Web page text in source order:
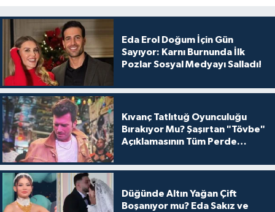
Eda Erol Doğum İçin Gün
Sayıyor: Karnı Burnunda İlk
Pozlar Sosyal Medyayı Salladı!
Kıvanç Tatlıtuğ Oyunculuğu
Bırakıyor Mu? Şaşırtan "Tövbe"
Açıklamasının Tüm Perde
Düğünde Altın Yağan Çift
Boşanıyor mu? Eda Sakız ve